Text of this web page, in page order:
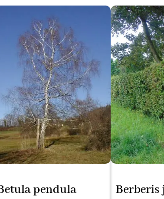
pendula Berberis